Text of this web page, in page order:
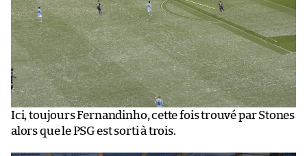
Ici, toujours Fernandinho, cette fois trouvé par Stones
alors que le PSG est sorti à trois.